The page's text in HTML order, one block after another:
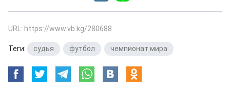
URL: https://www.vb.kg/280688
Теги: судья футбол чемпионат мира